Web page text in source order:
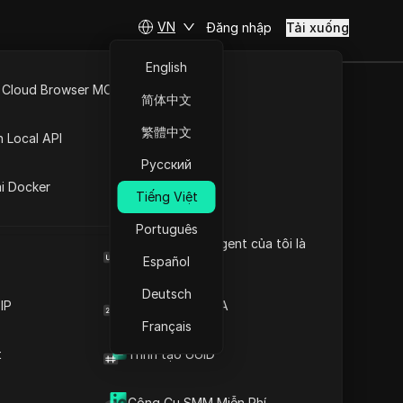
Browser User Agent của tôi là
Trình tạo mã 2FA
Trình tạo UUID
Browser MCP
Local API
Docker
VN
English
简体中文
繁體中文
Русский
Tiếng Việt
Português
Español
Deutsch
Français
Đăng nhập Tải xuống
năm 2025
Nhận ngay
tâm dữ liệu cho nhiều ứng dụng trực